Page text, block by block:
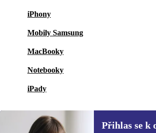
iPhony
Mobily Samsung
MacBooky
Notebooky
iPady
Přihlas se k